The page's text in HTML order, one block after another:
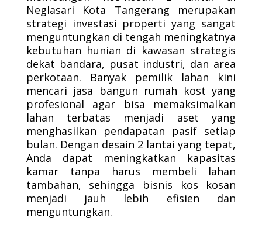
Neglasari Kota Tangerang merupakan
strategi investasi properti yang sangat
menguntungkan di tengah meningkatnya
kebutuhan hunian di kawasan strategis
dekat bandara, pusat industri, dan area
perkotaan. Banyak pemilik lahan kini
mencari jasa bangun rumah kost yang
profesional agar bisa memaksimalkan
lahan terbatas menjadi aset yang
menghasilkan pendapatan pasif setiap
bulan. Dengan desain 2 lantai yang tepat,
Anda dapat meningkatkan kapasitas
kamar tanpa harus membeli lahan
tambahan, sehingga bisnis kos kosan
menjadi jauh lebih efisien dan
menguntungkan.